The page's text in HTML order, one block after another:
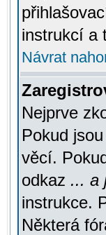
instrukcí a
Návrat
Nejprve
Pokud
věcí.
odkaz ... a
instrukce.
Některá